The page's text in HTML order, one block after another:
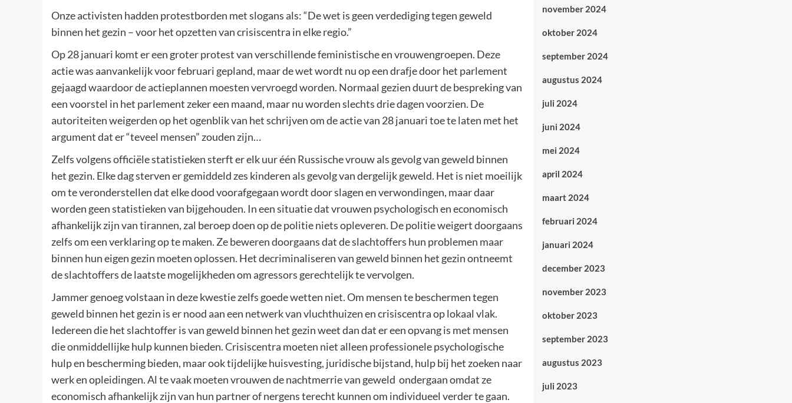
Onze activisten hadden protestborden met slogans als: “De wet is geen verdediging tegen geweld
binnen het gezin – voor het opzetten van crisiscentra in elke regio.”
Op 28 januari komt er een groter protest van verschillende feministische en vrouwengroepen. Deze
actie was aanvankelijk voor februari gepland, maar de wet wordt nu op een drafje door het parlement
gejaagd waardoor de actieplannen moesten vervroegd worden. Normaal gezien duurt de bespreking van
een voorstel in het parlement zeker een maand, maar nu worden slechts drie dagen voorzien. De
autoriteiten weigerden op het ogenblik van het schrijven om de actie van 28 januari toe te laten met het
argument dat er “teveel mensen” zouden zijn…
Zelfs volgens officiële statistieken sterft er elk uur één Russische vrouw als gevolg van geweld binnen
het gezin. Elke dag sterven er gemiddeld zes kinderen als gevolg van dergelijk geweld. Het is niet moeilijk
om te veronderstellen dat elke dood voorafgegaan wordt door slagen en verwondingen, maar daar
worden geen statistieken van bijgehouden. In een situatie dat vrouwen psychologisch en economisch
afhankelijk zijn van tirannen, zal beroep doen op de politie niets opleveren. De politie weigert doorgaans
zelfs om een verklaring op te maken. Ze beweren doorgaans dat de slachtoffers hun problemen maar
binnen hun eigen gezin moeten oplossen. Het decriminaliseren van geweld binnen het gezin ontneemt
de slachtoffers de laatste mogelijkheden om agressors gerechtelijk te vervolgen.
Jammer genoeg volstaan in deze kwestie zelfs goede wetten niet. Om mensen te beschermen tegen
geweld binnen het gezin is er nood aan een netwerk van vluchthuizen en crisiscentra op lokaal vlak.
Iedereen die het slachtoffer is van geweld binnen het gezin weet dan dat er een opvang is met mensen
die onmiddellijke hulp kunnen bieden. Crisiscentra moeten niet alleen professionele psychologische
hulp en bescherming bieden, maar ook tijdelijke huisvesting, juridische bijstand, hulp bij het zoeken naar
werk en opleidingen. Al te vaak moeten vrouwen de nachtmerrie van geweld ondergaan omdat ze
economisch afhankelijk zijn van hun partner of nergens terecht kunnen om individueel verder te gaan.
november 2024
oktober 2024
september 2024
augustus 2024
juli 2024
juni 2024
mei 2024
april 2024
maart 2024
februari 2024
januari 2024
december 2023
november 2023
oktober 2023
september 2023
augustus 2023
juli 2023